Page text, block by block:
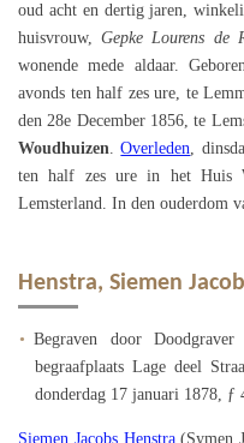
oud acht en dertig jaren,
huisvrouw,Gepke Lourens de
wonende mede aldaar.
avonds ten half zes ure, te
den 28e December 1856, te
Woudhuizen.Overleden,
ten half zes ure in het Huis
Lemsterland. In den ouderdom
Henstra, Siemen
Begraven door
begraafplaats Lage deel
donderdag 17 januari 1878, ƒ
Siemen Jacobs Henstra(Symen